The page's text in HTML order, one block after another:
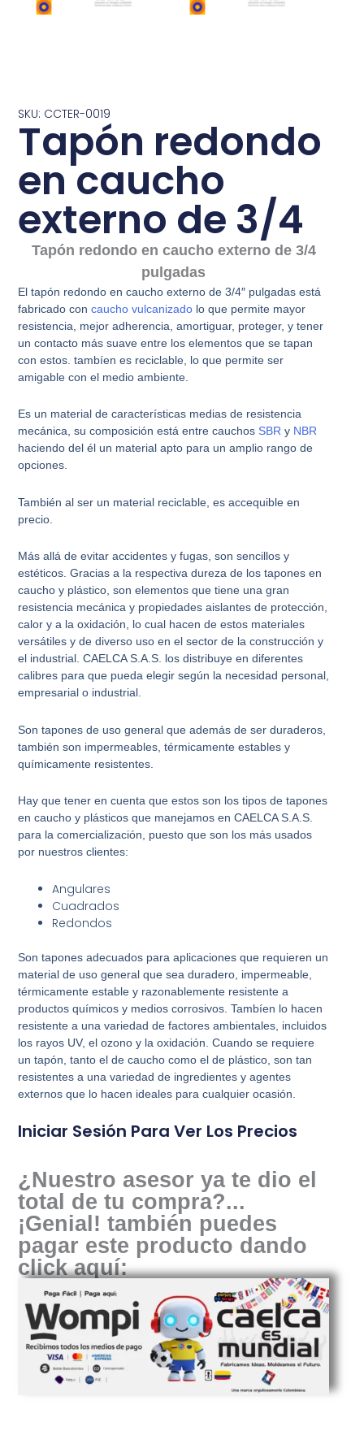
SKU: CCTER-0019
Tapón redondo
en caucho
externo de 3/4
Tapón redondo en caucho externo de 3/4
pulgadas
El tapón redondo en caucho externo de 3/4″ pulgadas está
fabricado concaucho vulcanizado lo que permite mayor
resistencia, mejor adherencia, amortiguar, proteger, y tener
un contacto más suave entre los elementos que se tapan
con estos. tambíen es reciclable, lo que permite ser
amigable con el medio ambiente.
Es un material de características medias de resistencia
mecánica, su composición está entre cauchos SBR y NBR
haciendo del él un material apto para un amplio rango de
opciones.
También al ser un material reciclable, es accequible en
precio.
Más allá de evitar accidentes y fugas, son sencillos y
estéticos. Gracias a la respectiva dureza de los tapones en
caucho y plástico, son elementos que tiene una gran
resistencia mecánica y propiedades aislantes de protección,
calor y a la oxidación, lo cual hacen de estos materiales
versátiles y de diverso uso en el sector de la construcción y
el industrial. CAELCA S.A.S. los distribuye en diferentes
calibres para que pueda elegir según la necesidad personal,
empresarial o industrial.
Son tapones de uso general que además de ser duraderos,
también son impermeables, térmicamente estables y
químicamente resistentes.
Hay que tener en cuenta que estos son los tipos de tapones
en caucho y plásticos que manejamos en CAELCA S.A.S.
para la comercialización, puesto que son los más usados
por nuestros clientes:
Angulares
Cuadrados
Redondos
Son tapones adecuados para aplicaciones que requieren un
material de uso general que sea duradero, impermeable,
térmicamente estable y razonablemente resistente a
productos químicos y medios corrosivos. Tambíen lo hacen
resistente a una variedad de factores ambientales, incluidos
los rayos UV, el ozono y la oxidación. Cuando se requiere
un tapón, tanto el de caucho como el de plástico, son tan
resistentes a una variedad de ingredientes y agentes
externos que lo hacen ideales para cualquier ocasión.
Iniciar Sesión Para Ver Los Precios
¿Nuestro asesor ya te dio el
total de tu compra?...
¡Genial! también puedes
pagar este producto dando
click aquí: